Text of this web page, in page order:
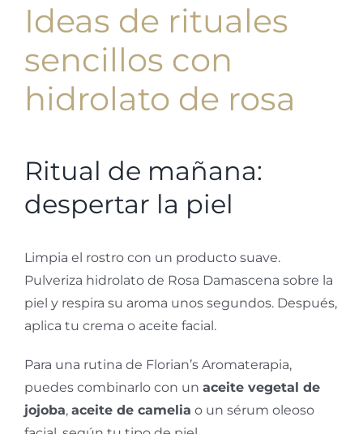
Ideas de rituales
sencillos con
hidrolato de rosa
Ritual de mañana:
despertar la piel
Limpia el rostro con un producto suave.
Pulveriza hidrolato de Rosa Damascena sobre la
piel y respira su aroma unos segundos. Después,
aplica tu crema o aceite facial.
Para una rutina de Florian’s Aromaterapia,
puedes combinarlo con un aceite vegetal de
jojoba, aceite de camelia o un sérum oleoso